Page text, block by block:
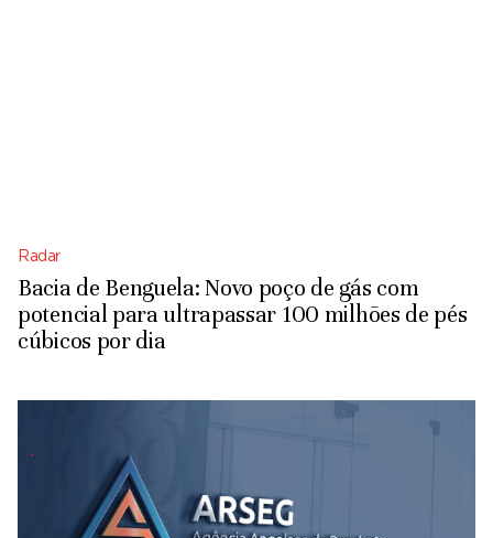
Radar
Bacia de Benguela: Novo poço de gás com
potencial para ultrapassar 100 milhões de pés
cúbicos por dia